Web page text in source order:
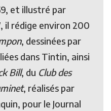
et illustré par
il rédige environ 200
, dessinées par
dans Tintin, ainsi
Bill, du Club des
, réalisés par
pour le Journal